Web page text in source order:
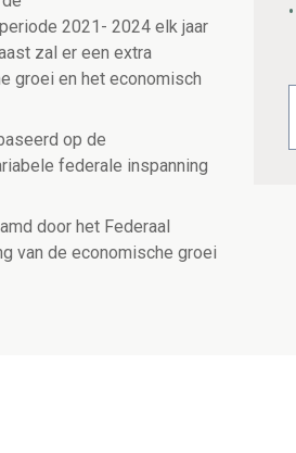
2021- 2024 elk jaar
zal er een extra
groei en het economisch
op de
federale inspanning
door het Federaal
van de economische groei